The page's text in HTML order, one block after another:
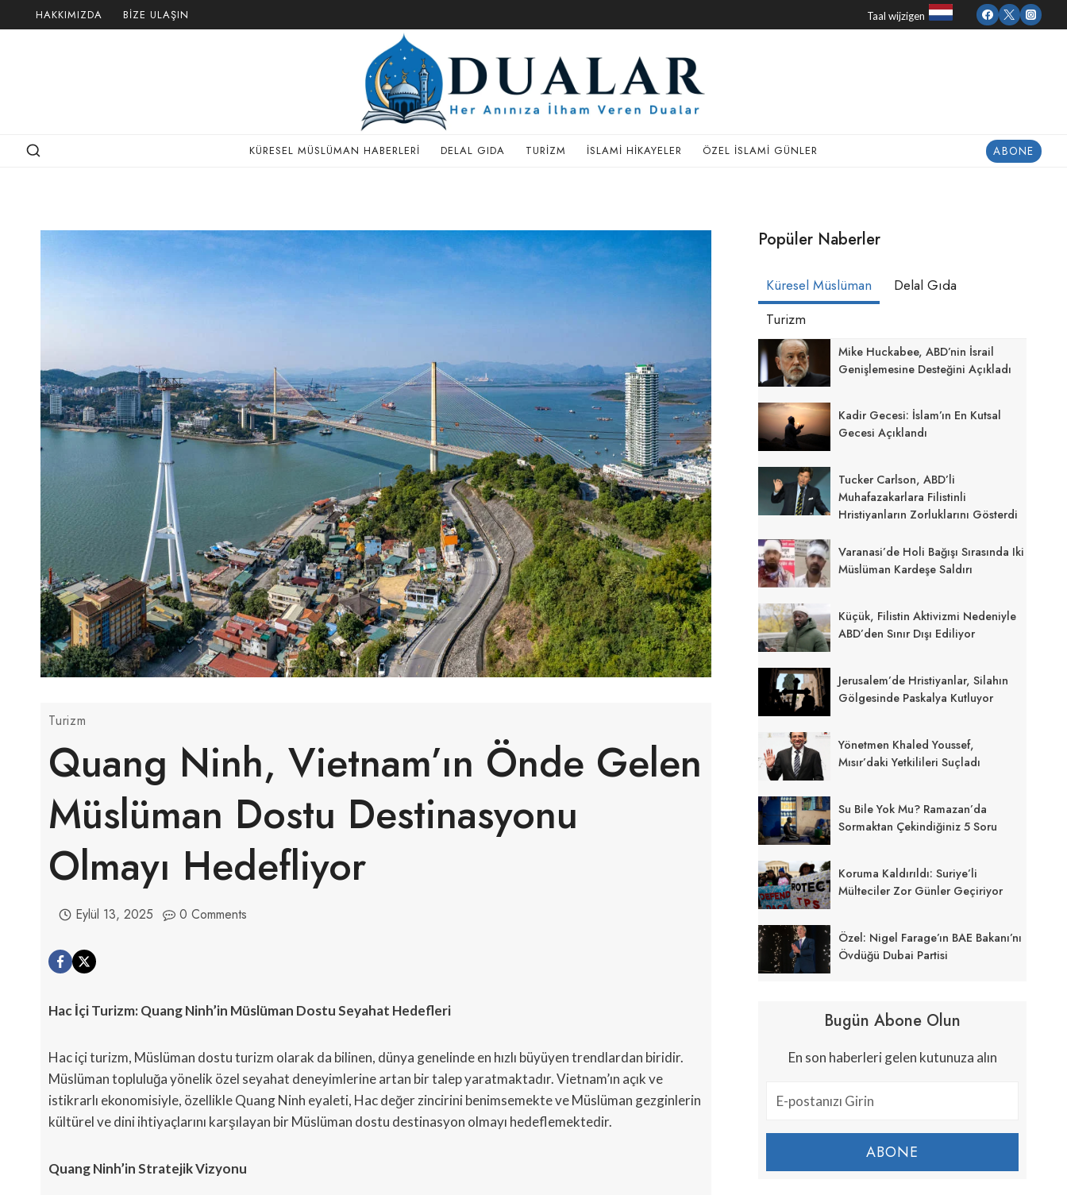
to
HAKKIMIZDA BIZE ULAŞIN Taal wijzigen
KÜRESEL MÜSLÜMAN HABERLERI DELAL GIDA TURIZM İSLAMI HIKAYELER ÖZEL İSLAMI GÜNLER ABONE
Turizm
Quang Ninh, Vietnam’ın Önde Gelen
Müslüman Dostu Destinasyonu
Olmayı Hedefliyor
Eylül 13, 2025 0 Comments
Hac İçi Turizm: Quang Ninh’in Müslüman Dostu Seyahat Hedefleri
Hac içi turizm, Müslüman dostu turizm olarak da bilinen, dünya genelinde en hızlı büyüyen trendlardan biridir.
Müslüman topluluğa yönelik özel seyahat deneyimlerine artan bir talep yaratmaktadır. Vietnam’ın açık ve
istikrarlı ekonomisiyle, özellikle Quang Ninh eyaleti, Hac değer zincirini benimsemekte ve Müslüman gezginlerin
kültürel ve dini ihtiyaçlarını karşılayan bir Müslüman dostu destinasyon olmayı hedeflemektedir.
Quang Ninh’in Stratejik Vizyonu
Popüler Naberler
Küresel Müslüman
Delal Gıda
Turizm
Mike Huckabee, ABD’nin İsrail
Genişlemesine Desteğini Açıkladı
Kadir Gecesi: İslam’ın En Kutsal
Gecesi Açıklandı
Tucker Carlson, ABD’li
Muhafazakarlara Filistinli
Hristiyanların Zorluklarını Gösterdi
Varanasi’de Holi Bağışı Sırasında Iki
Müslüman Kardeşe Saldırı
Küçük, Filistin Aktivizmi Nedeniyle
ABD’den Sınır Dışı Ediliyor
Jerusalem’de Hristiyanlar, Silahın
Gölgesinde Paskalya Kutluyor
Yönetmen Khaled Youssef,
Mısır’daki Yetkilileri Suçladı
Su Bile Yok Mu? Ramazan’da
Sormaktan Çekindiğiniz 5 Soru
Koruma Kaldırıldı: Suriye’li
Mülteciler Zor Günler Geçiriyor
Özel: Nigel Farage’ın BAE Bakanı’nı
Övdüğü Dubai Partisi
Bugün Abone Olun
En son haberleri gelen kutunuza alın
ABONE